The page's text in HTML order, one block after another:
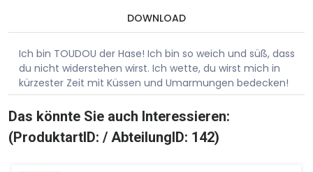
DOWNLOAD
Ich bin TOUDOU der Hase! Ich bin so weich und süß, dass
du nicht widerstehen wirst. Ich wette, du wirst mich in
kürzester Zeit mit Küssen und Umarmungen bedecken!
Das könnte Sie auch Interessieren:
(ProduktartID: / AbteilungID: 142)